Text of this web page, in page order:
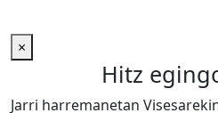
×
Hitz
Jarri harremanetan